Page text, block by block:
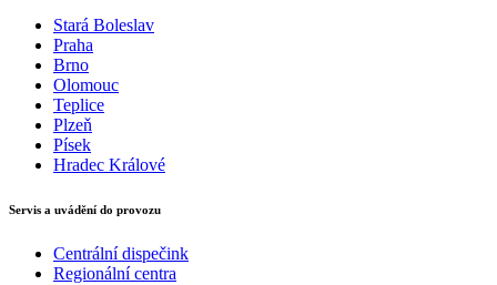
Stará Boleslav
Praha
Brno
Olomouc
Teplice
Plzeň
Písek
Hradec Králové
Servis a uvádění do provozu
Centrální dispečink
Regionální centra